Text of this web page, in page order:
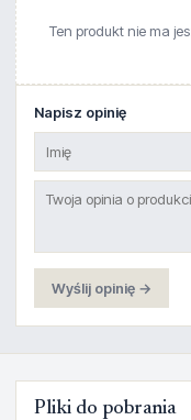
Ten produkt nie ma
Napisz opinię
Wyślij opinię →
Pliki do pobrania